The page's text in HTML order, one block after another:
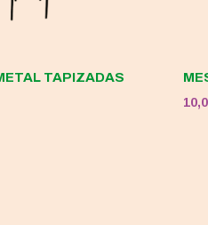
TAPIZADAS